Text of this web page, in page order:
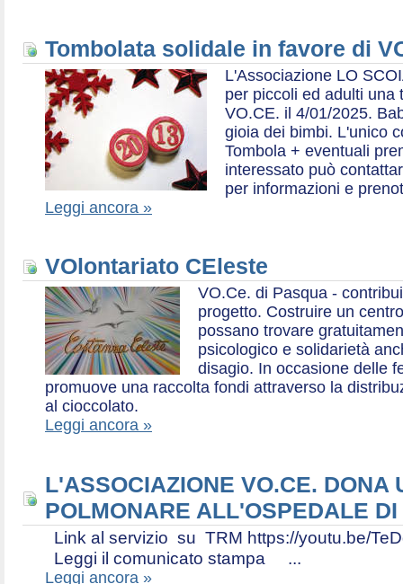
Tombolata solidale in favore di
L'Associazione LO
per piccoli ed adulti una
VO.CE. il 4/01/2025.
gioia dei bimbi. L'unico
Tombola + eventuali
interessato può
per informazioni e
Leggi ancora »
VOlontariato CEleste
VO.Ce. di Pasqua -
progetto. Costruire un
possano trovare
psicologico e solidarietà
disagio. In occasione delle
promuove una raccolta fondi attraverso la
al cioccolato.
Leggi ancora »
L'ASSOCIAZIONE VO.CE. DONA
POLMONARE ALL'OSPEDALE
Link al servizio su TRM https://youtu.be/
Leggi il comunicato stampa ...
Leggi ancora »